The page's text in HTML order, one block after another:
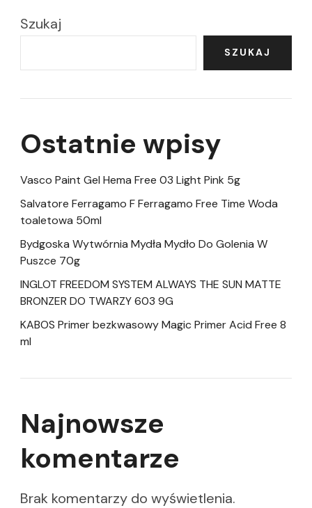
Szukaj
SZUKAJ
Ostatnie wpisy
Vasco Paint Gel Hema Free 03 Light Pink 5g
Salvatore Ferragamo F Ferragamo Free Time Woda
toaletowa 50ml
Bydgoska Wytwórnia Mydła Mydło Do Golenia W
Puszce 70g
INGLOT FREEDOM SYSTEM ALWAYS THE SUN MATTE
BRONZER DO TWARZY 603 9G
KABOS Primer bezkwasowy Magic Primer Acid Free 8
ml
Najnowsze
komentarze
Brak komentarzy do wyświetlenia.